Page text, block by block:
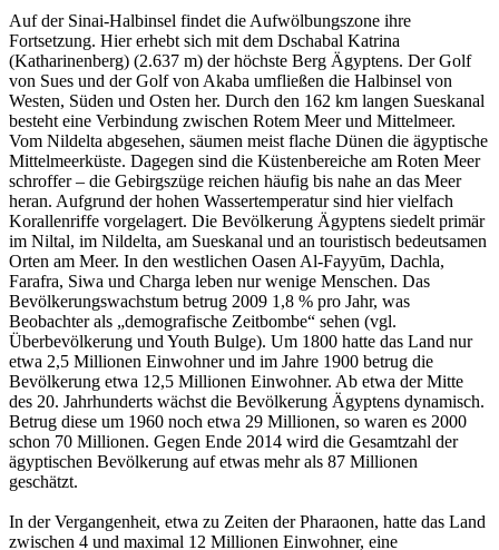
Auf der Sinai-Halbinsel findet die Aufwölbungszone ihre
Fortsetzung. Hier erhebt sich mit dem Dschabal Katrina
(Katharinenberg) (2.637 m) der höchste Berg Ägyptens. Der Golf
von Sues und der Golf von Akaba umfließen die Halbinsel von
Westen, Süden und Osten her. Durch den 162 km langen Sueskanal
besteht eine Verbindung zwischen Rotem Meer und Mittelmeer.
Vom Nildelta abgesehen, säumen meist flache Dünen die ägyptische
Mittelmeerküste. Dagegen sind die Küstenbereiche am Roten Meer
schroffer – die Gebirgszüge reichen häufig bis nahe an das Meer
heran. Aufgrund der hohen Wassertemperatur sind hier vielfach
Korallenriffe vorgelagert. Die Bevölkerung Ägyptens siedelt primär
im Niltal, im Nildelta, am Sueskanal und an touristisch bedeutsamen
Orten am Meer. In den westlichen Oasen Al-Fayyūm, Dachla,
Farafra, Siwa und Charga leben nur wenige Menschen. Das
Bevölkerungswachstum betrug 2009 1,8 % pro Jahr, was
Beobachter als „demografische Zeitbombe“ sehen (vgl.
Überbevölkerung und Youth Bulge). Um 1800 hatte das Land nur
etwa 2,5 Millionen Einwohner und im Jahre 1900 betrug die
Bevölkerung etwa 12,5 Millionen Einwohner. Ab etwa der Mitte
des 20. Jahrhunderts wächst die Bevölkerung Ägyptens dynamisch.
Betrug diese um 1960 noch etwa 29 Millionen, so waren es 2000
schon 70 Millionen. Gegen Ende 2014 wird die Gesamtzahl der
ägyptischen Bevölkerung auf etwas mehr als 87 Millionen
geschätzt.
In der Vergangenheit, etwa zu Zeiten der Pharaonen, hatte das Land
zwischen 4 und maximal 12 Millionen Einwohner, eine